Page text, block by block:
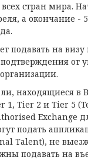
стран мира.
а окончание -
подавать на
от
находящиеся в
1, Tier 2 и Tier 5
Exchange
подать
Talent), не
подавать на